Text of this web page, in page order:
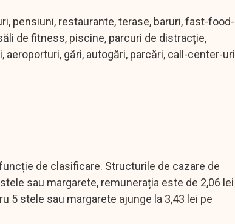
pensiuni, restaurante, terase, baruri, fast-food-
de fitness, piscine, parcuri de distracție,
gări, autogări, parcări, call-center-uri
de clasificare. Structurile de cazare de
sau margarete, remunerația este de 2,06 lei
5 stele sau margarete ajunge la 3,43 lei pe